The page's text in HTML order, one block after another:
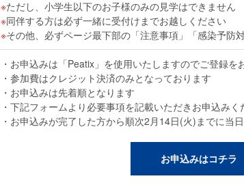
ただし、小学生以下のお子様のみの見学はできません
同伴する方は必ず一緒に受付けまでお越しください
その他、必ずページ最下部の「注意事項」「感染予防
お申込みは「Peatix」を使用いたしますのでご登録を
参加費はクレジット決済のみとなっております
お申込みは先着順となります
下記フォームより必要事項を記載いただきお申込みく
お申込みが完了した方から順次2月14日(火)までに当
お申込みはコチラ